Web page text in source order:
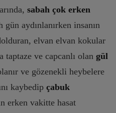
sabah çok erken
gün aydınlanırken insanın
elvan elvan kokular
taptaze ve capcanlı olan gül
ve gözenekli heybelere
kaybedip çabuk
erken vakitte hasat